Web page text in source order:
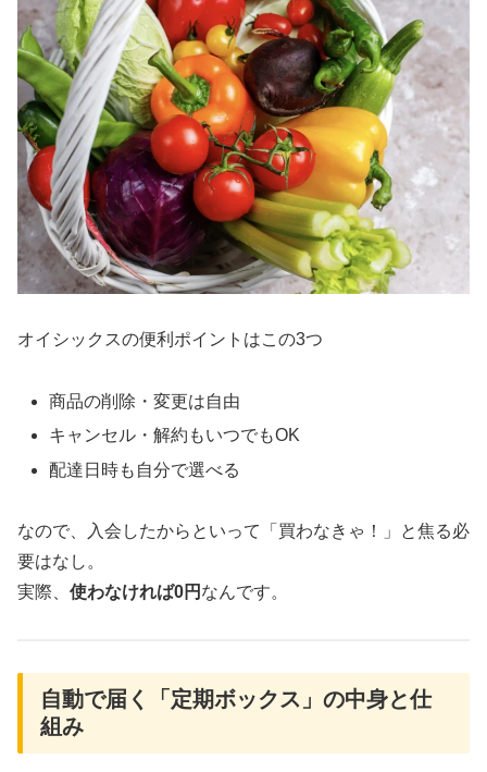
オイシックスの便利ポイントはこの3つ
商品の削除・変更は自由
キャンセル・解約もいつでもOK
配達日時も自分で選べる
なので、入会したからといって「買わなきゃ！」と焦る必
要はなし。
実際、 使わなければ0円 なんです。
自動で届く「定期ボックス」の中身と仕
組み